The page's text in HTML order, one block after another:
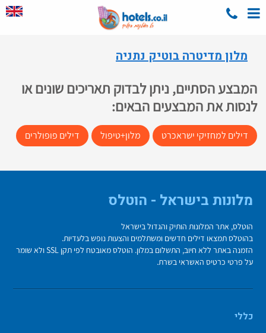
מלון מדיטרה בוטיק נתניה
המבצע הסתיים, ניתן לבדוק תאריכים שונים או
לנסות את המבצעים הבאים:
דילים למחזיקי ישראכרט מלון+טיפול דילים פופולרים
מלונות בישראל - הוטלס
הוטלס, אתר המלונות הותיק והגדול בישראל
בהוטלס תמצאו דילים חדשים ומשתלמים והצעות נופש בלעדיות.
הזמנה באתר ללא חיוב, התשלום במלון. הוטלס מאובטח לפי תקן SSL ולא שומר
על פרטי כרטיס האשראי בשרת.
כללי